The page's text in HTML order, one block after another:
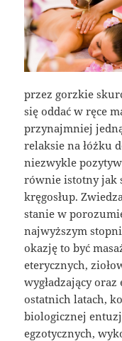
przez gorzkie
się oddać w ręce
przynajmniej
relaksie na łóżku
niezwykle
równie istotny jak
kręgosłup.
stanie w
najwyższym
okazję to być
eterycznych,
wygładzający
ostatnich latach,
biologicznej
egzotycznych,